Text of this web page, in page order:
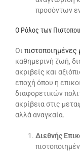
προσόντων
Ο Ρόλος των
Οι πιστοποιημένες
καθημερινή ζωή,
ακριβείς και
εποχή όπου η
διαφορετικών
ακρίβεια στις
αλλά αναγκαία.
Διεθνής